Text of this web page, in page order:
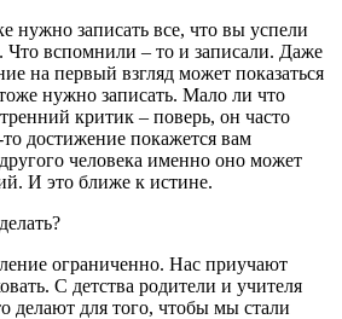
нужно записать все, что вы успели
Что вспомнили – то и записали. Даже
на первый взгляд может показаться
нужно записать. Мало ли что
критик – поверь, он часто
достижение покажется вам
человека именно оно может
И это ближе к истине.
ограниченно. Нас приучают
С детства родители и учителя
делают для того, чтобы мы стали